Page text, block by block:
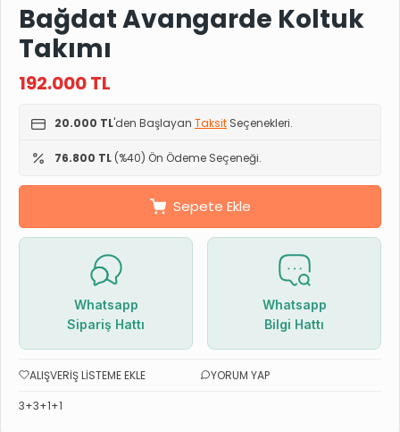
Bağdat Avangarde Koltuk
Takımı
192.000TL
20.000 TL'den Başlayan Taksit Seçenekleri.
76.800 TL (%40) Ön Ödeme Seçeneği.
Sepete Ekle
Whatsapp
Sipariş Hattı
Whatsapp
Bilgi Hattı
ALIŞVERIŞ LISTEME EKLE
YORUM YAP
3+3+1+1